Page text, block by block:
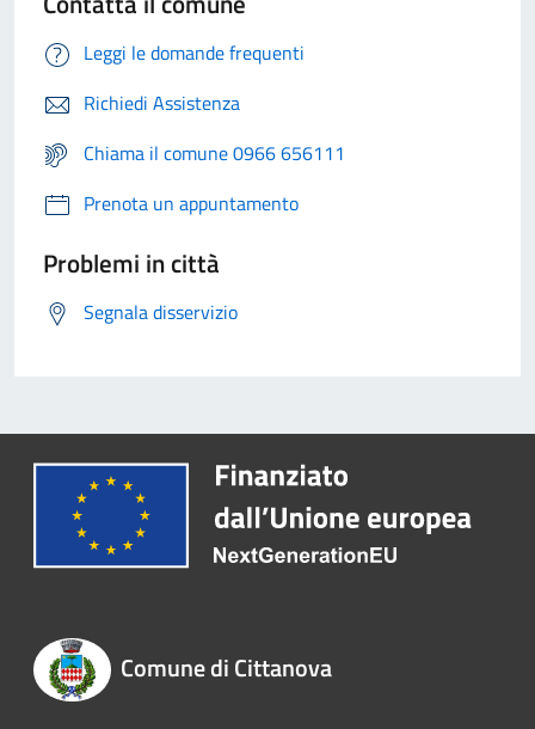
Leggi le domande frequenti
Richiedi Assistenza
Chiama il comune 0966 656111
Prenota un appuntamento
Problemi in città
Segnala disservizio
Comune di Cittanova